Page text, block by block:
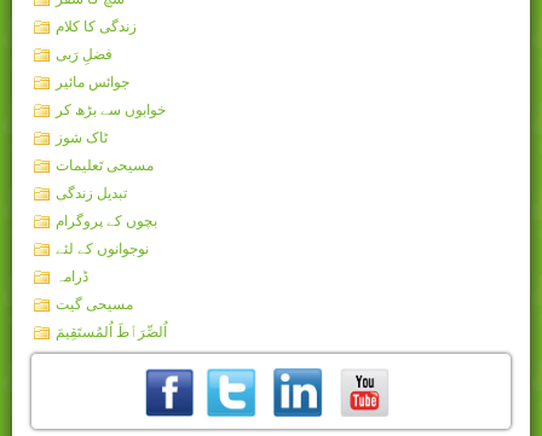
زندگی کا کلام
فضلِ رَبی
جوائس مائیر
خوابوں سے بڑھ کر
ٹاک شوز
مسیحی تَعلیمات
تبدیل زندگی
بچوں کے پروگرام
نوجوانوں کے لئے
ڈرامہ
مسیحی گیت
اُلصِّرَٲطَ اُلمُستَقِيمَ